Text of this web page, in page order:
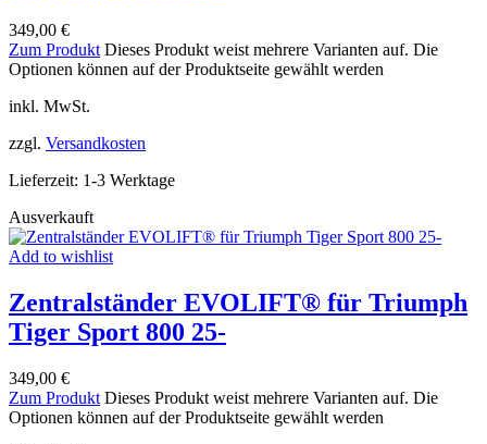
349,00 €
Zum Produkt Dieses Produkt weist mehrere Varianten auf. Die
Optionen können auf der Produktseite gewählt werden
inkl. MwSt.
zzgl. Versandkosten
Lieferzeit: 1-3 Werktage
Ausverkauft
Add to wishlist
Zentralständer EVOLIFT® für Triumph
Tiger Sport 800 25-
349,00 €
Zum Produkt Dieses Produkt weist mehrere Varianten auf. Die
Optionen können auf der Produktseite gewählt werden